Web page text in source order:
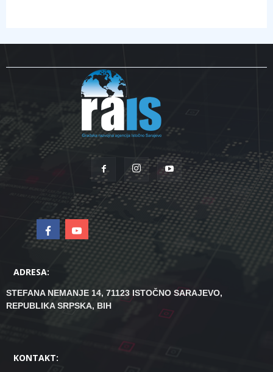
ADRESA:
STEFANA NEMANJE 14, 71123 ISTOČNO SARAJEVO,
REPUBLIKA SRPSKA, BIH
KONTAKT: